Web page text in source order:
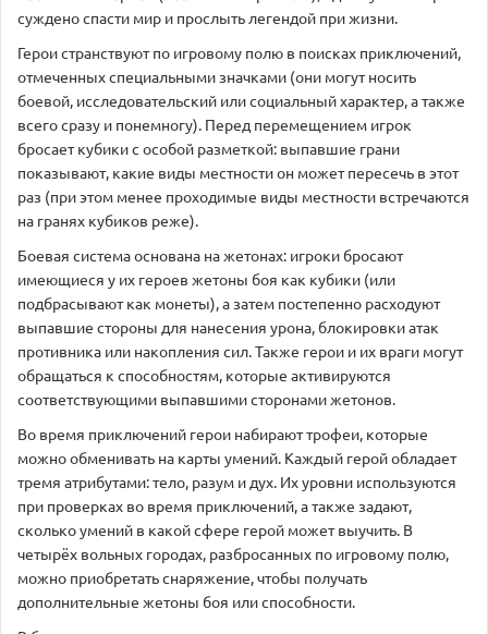
суждено спасти мир и прослыть легендой при жизни.
Герои странствуют по игровому полю в поисках приключений,
отмеченных специальными значками (они могут носить
боевой, исследовательский или социальный характер, а также
всего сразу и понемногу). Перед перемещением игрок
бросает кубики с особой разметкой: выпавшие грани
показывают, какие виды местности он может пересечь в этот
раз (при этом менее проходимые виды местности встречаются
на гранях кубиков реже).
Боевая система основана на жетонах: игроки бросают
имеющиеся у их героев жетоны боя как кубики (или
подбрасывают как монеты), а затем постепенно расходуют
выпавшие стороны для нанесения урона, блокировки атак
противника или накопления сил. Также герои и их враги могут
обращаться к способностям, которые активируются
соответствующими выпавшими сторонами жетонов.
Во время приключений герои набирают трофеи, которые
можно обменивать на карты умений. Каждый герой обладает
тремя атрибутами: тело, разум и дух. Их уровни используются
при проверках во время приключений, а также задают,
сколько умений в какой сфере герой может выучить. В
четырёх вольных городах, разбросанных по игровому полю,
можно приобретать снаряжение, чтобы получать
дополнительные жетоны боя или способности.